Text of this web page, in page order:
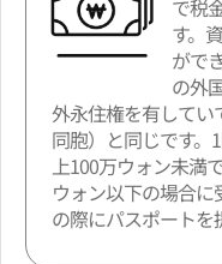
で税
す。
がで
の外
外永住権を有して
同胞）と同じです。
上100万ウォン未満
ウォン以下の場合
の際にパスポートを